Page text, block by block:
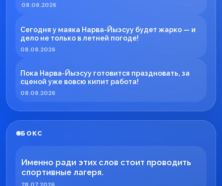
08.08.2026
Сегодня у маяка Нарва-Йыэсуу будет жарко — и
дело не только в летней погоде!
08.08.2026
Пока Нарва-Йыэсуу готовится праздновать, за
сценой уже вовсю кипит работа!
08.08.2026
БОКС
Именно ради этих слов стоит проводить
спортивные лагеря.